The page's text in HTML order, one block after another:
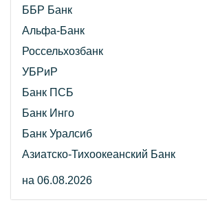
ББР Банк
Альфа-Банк
Россельхозбанк
УБРиР
Банк ПСБ
Банк Инго
Банк Уралсиб
Азиатско-Тихоокеанский Банк
на 06.08.2026